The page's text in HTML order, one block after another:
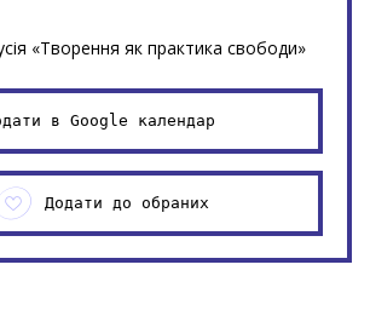
«Творення як практика свободи»
в Google календар
Додати до обраних